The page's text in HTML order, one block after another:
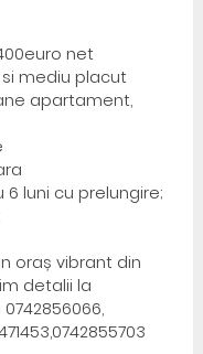
net
mediu placut
apartament,
luni cu prelungire;
oraș vibrant din
detalii la